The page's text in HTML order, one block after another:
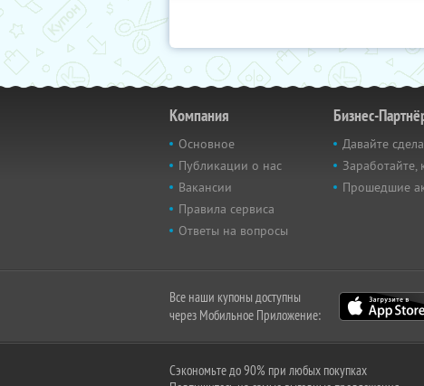
Компания
Основное
Публикации о нас
Вакансии
Правила сервиса
Ответы на вопросы
Бизнес-
Давайте
Заработайте,
Прошедшие
Все наши купоны доступны
через Мобильное Приложение:
Сэкономьте до 90% при любых покупках